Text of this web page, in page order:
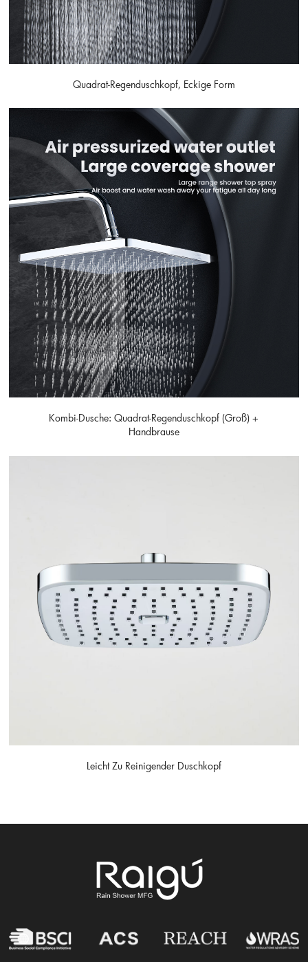
Quadrat-Regenduschkopf, Eckige Form
Kombi-Dusche: Quadrat-Regenduschkopf (groß) +
Handbrause
Leicht Zu Reinigender Duschkopf